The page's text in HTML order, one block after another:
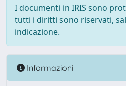
I documenti in IRIS sono
tutti i diritti sono riservati,
indicazione.
Informazioni